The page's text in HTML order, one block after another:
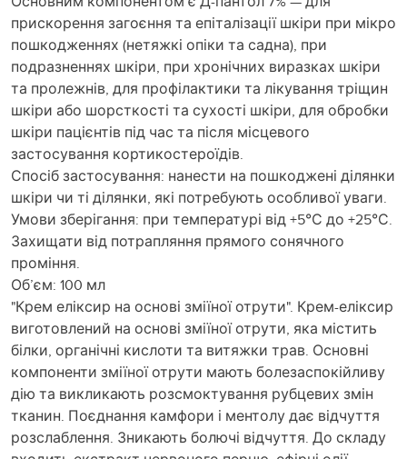
прискорення загоєння та епіталізації шкіри при мікро
пошкодженнях (нетяжкі опіки та садна), при
подразненнях шкіри, при хронічних виразках шкіри
та пролежнів, для профілактики та лікування тріщин
шкіри або шорсткості та сухості шкіри, для обробки
шкіри пацієнтів під час та після місцевого
застосування кортикостероїдів.
Спосіб застосування: нанести на пошкоджені ділянки
шкіри чи ті ділянки, які потребують особливої уваги.
Умови зберігання: при температурі від +5°С до +25°С.
Захищати від потрапляння прямого сонячного
проміння.
Об’єм: 100 мл
"Крем еліксир на основі зміїної отрути". Крем-еліксир
виготовлений на основі зміїної отрути, яка містить
білки, органічні кислоти та витяжки трав. Основні
компоненти зміїної отрути мають болезаспокійливу
дію та викликають розсмоктування рубцевих змін
тканин. Поєднання камфори і ментолу дає відчуття
розслаблення. Зникають болючі відчуття. До складу